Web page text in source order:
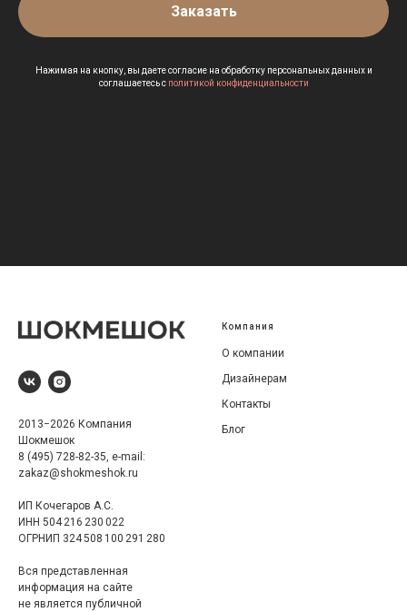
Заказать
Нажимая на кнопку, вы даете согласие на обработку персональных данных и
соглашаетесь c политикой конфиденциальности
2013−2026 Компания
Шокмешок
8 (495) 728-82-35, e-mail:
zakaz@shokmeshok.ru
ИП Кочегаров А.С.
ИНН 504 216 230 022
ОГРНИП 324 508 100 291 280
Вся представленная
информация на сайте
не является публичной
Компания
О компании
Дизайнерам
Контакты
Блог